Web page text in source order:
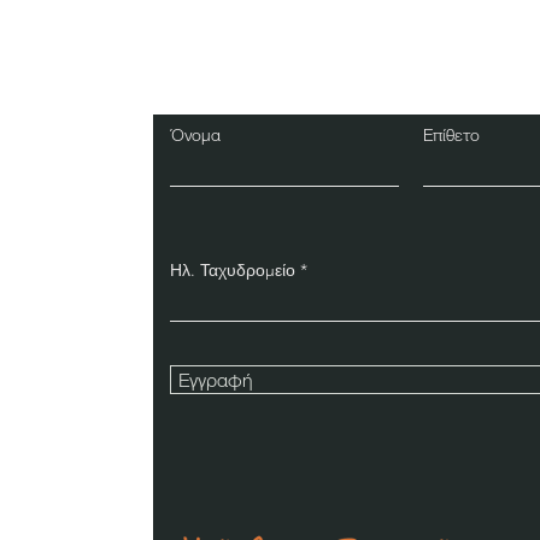
Όνομα Επίθετο
Ηλ. Ταχυδρομείο
Εγγραφή